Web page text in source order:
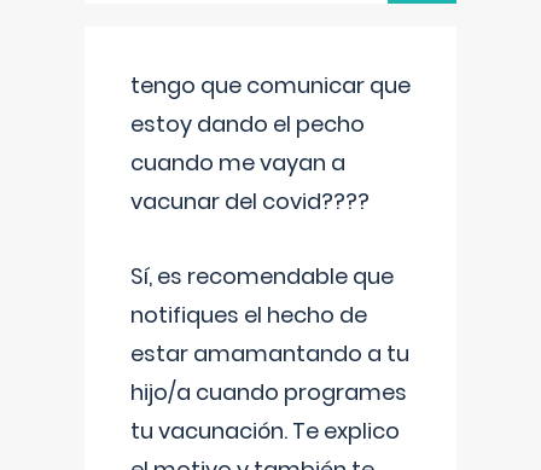
tengo que comunicar que
estoy dando el pecho
cuando me vayan a
vacunar del covid????
Sí, es recomendable que
notifiques el hecho de
estar amamantando a tu
hijo/a cuando programes
tu vacunación. Te explico